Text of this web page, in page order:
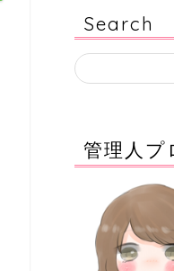
Search
管理人プ